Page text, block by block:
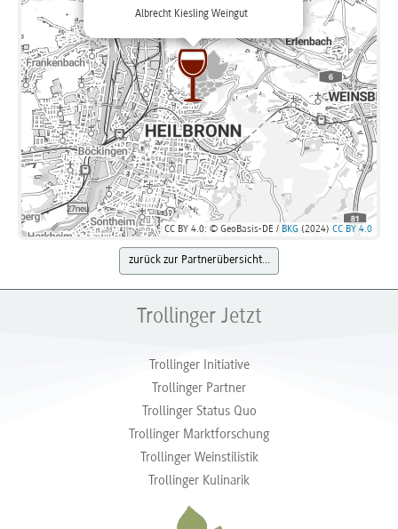
Albrecht Kiesling Weingut
CC BY 4.0: © GeoBasis-DE / BKG (2024) CC BY 4.0
zurück zur Partnerübersicht...
Trollinger Jetzt
Trollinger Initiative
Trollinger Partner
Trollinger Status Quo
Trollinger Marktforschung
Trollinger Weinstilistik
Trollinger Kulinarik